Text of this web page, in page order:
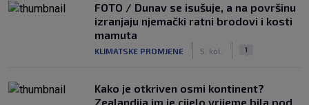
FOTO / Dunav se isušuje, a na površinu
izranjaju njemački ratni brodovi i kosti
mamuta
KLIMATSKE PROMJENE 5. kol. 1
Kako je otkriven osmi kontinent?
Zealandija im je cijelo vrijeme bila pod